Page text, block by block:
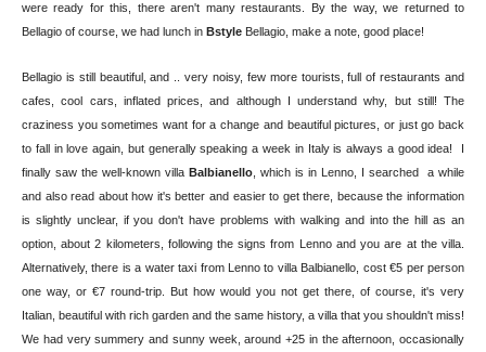
were ready for this, there aren't many restaurants. By the way, we returned to
Bellagio of course, we had lunch in Bstyle Bellagio, make a note, good place!
Bellagio is still beautiful, and .. very noisy, few more tourists, full of restaurants and
cafes, cool cars, inflated prices, and although I understand why, but still! The
craziness you sometimes want for a change and beautiful pictures, or just go back
to fall in love again, but generally speaking a week in Italy is always a good idea! I
finally saw the well-known villa Balbianello , which is in Lenno, I searched a while
and also read about how it's better and easier to get there, because the information
is slightly unclear, if you don't have problems with walking and into the hill as an
option, about 2 kilometers, following the signs from Lenno and you are at the villa.
Alternatively, there is a water taxi from Lenno to villa Balbianello, cost €5 per person
one way, or €7 round-trip. But how would you not get there, of course, it's very
Italian, beautiful with rich garden and the same history, a villa that you shouldn't miss!
We had very summery and sunny week, around +25 in the afternoon, occasionally